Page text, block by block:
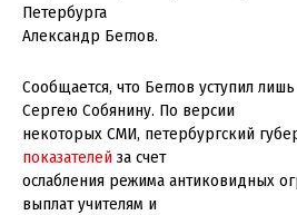
Петербурга
Александр Беглов.
Сообщается, что Беглов уступил
Сергею Собянину. По версии
некоторых СМИ, петербургский
показателей за счет
ослабления режима антиковидных
выплат учителям и